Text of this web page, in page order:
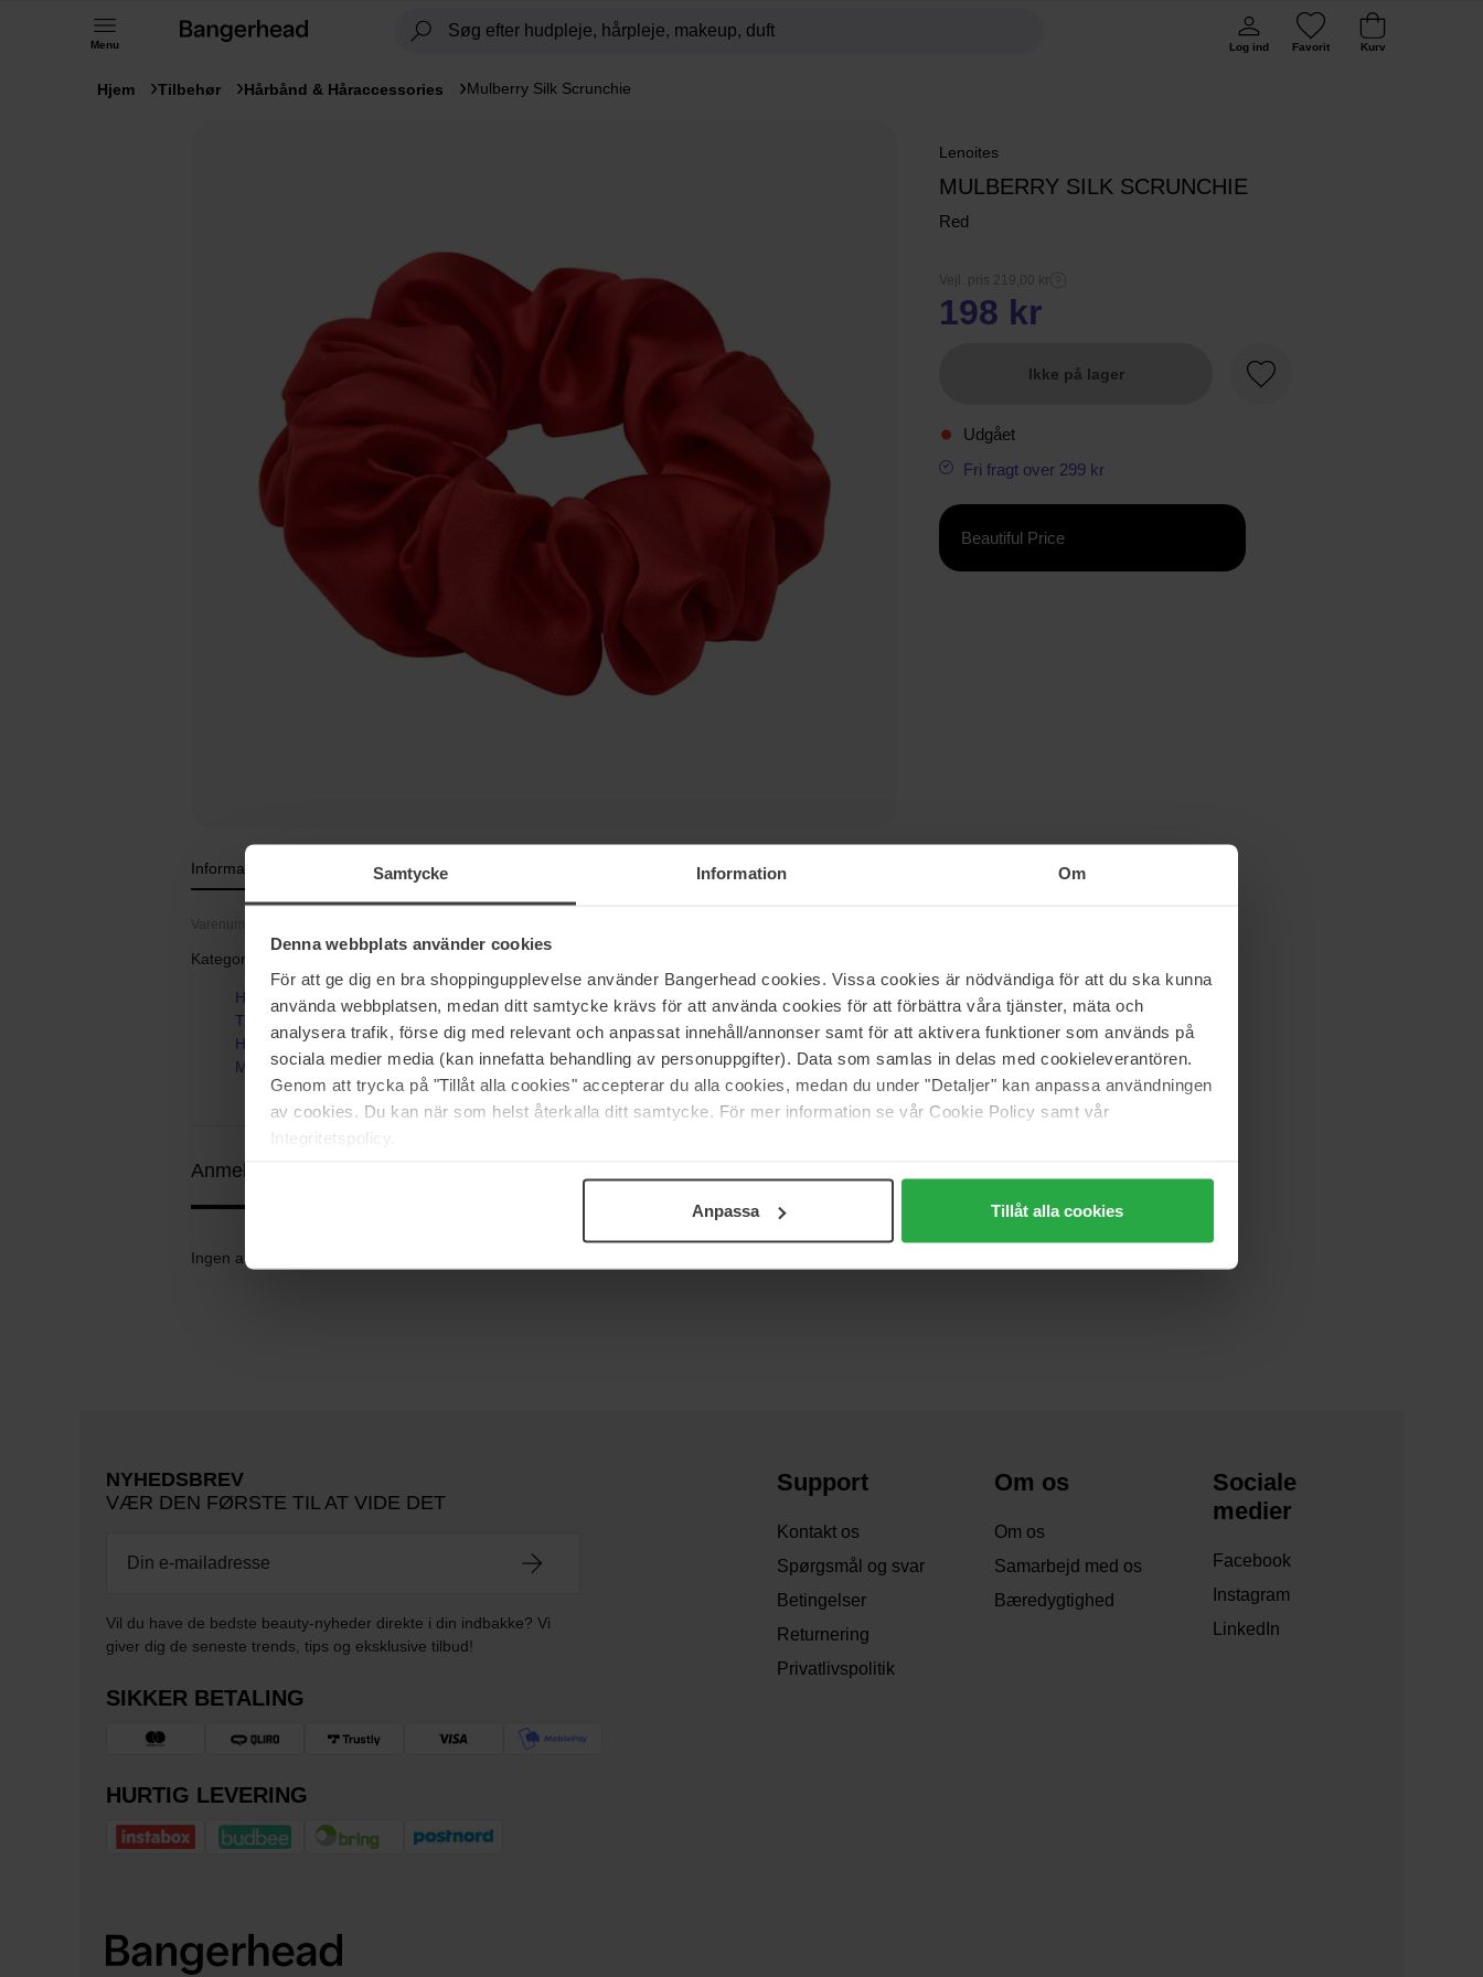
Samtycke Information Om
Denna webbplats använder cookies
För att ge dig en bra shoppingupplevelse använder Bangerhead cookies. Vissa cookies är nödvändiga för att du ska kunna
använda webbplatsen, medan ditt samtycke krävs för att använda cookies för att förbättra våra tjänster, mäta och
analysera trafik, förse dig med relevant och anpassat innehåll/annonser samt för att aktivera funktioner som används på
sociala medier media (kan innefatta behandling av personuppgifter). Data som samlas in delas med cookieleverantören.
Genom att trycka på "Tillåt alla cookies" accepterar du alla cookies, medan du under "Detaljer" kan anpassa användningen
av cookies. Du kan när som helst återkalla ditt samtycke. För mer information se vår Cookie Policy samt vår
Integritetspolicy.
Anpassa Tillåt alla cookies
Menu Log ind Favorit Kurv
Hjem Tilbehør Hårbånd & Håraccessories Mulberry Silk Scrunchie
Lenoites
MULBERRY SILK SCRUNCHIE
Red
Vejl. pris 219,00 kr
198 kr
Ikke på lager
Favorit
Udgået
Fri fragt over 299 kr
Beautiful Price
Information
Varenummer: 106244
Kategorier:
Hjem
Tilbehør
Hårbånd & Håraccessories
Mulberry Silk Scrunchie
Anmeldelser (0)
Ingen anmeldelser endnu
NYHEDSBREV
VÆR DEN FØRSTE TIL AT VIDE DET
Vil du have de bedste beauty-nyheder direkte i din indbakke? Vi
giver dig de seneste trends, tips og eksklusive tilbud!
SIKKER BETALING
HURTIG LEVERING
Support
Kontakt os
Spørgsmål og svar
Betingelser
Returnering
Privatlivspolitik
Om os
Om os
Samarbejd med os
Bæredygtighed
Sociale
medier
Facebook
Instagram
LinkedIn